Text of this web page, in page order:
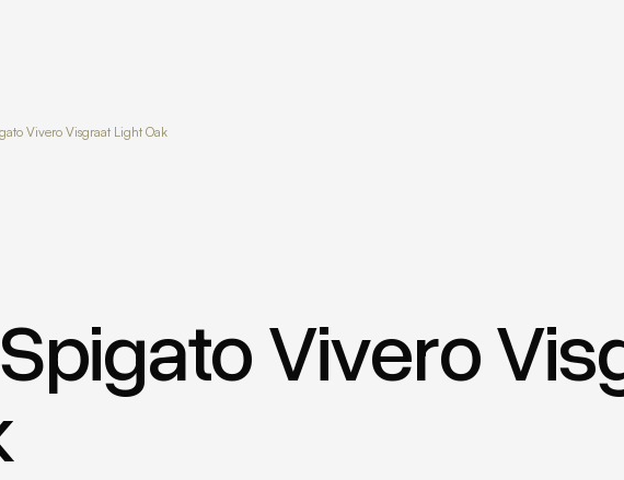
Vivero Visgraat Light Oak
Vivero